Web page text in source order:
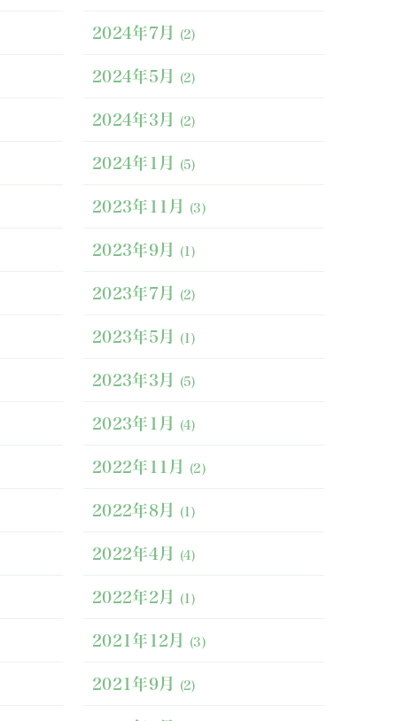
2024年7月 (2)
2024年5月 (2)
2024年3月 (2)
2024年1月 (5)
2023年11月 (3)
2023年9月 (1)
2023年7月 (2)
2023年5月 (1)
2023年3月 (5)
2023年1月 (4)
2022年11月 (2)
2022年8月 (1)
2022年4月 (4)
2022年2月 (1)
2021年12月 (3)
2021年9月 (2)